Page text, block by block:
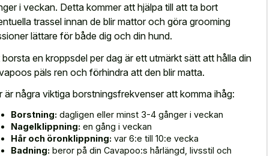
i veckan. Detta kommer att hjälpa till att ta bort
trassel innan de blir mattor och göra grooming
lättare för både dig och din hund.
en kroppsdel per dag är ett utmärkt sätt att hålla din
päls ren och förhindra att den blir matta.
är några viktiga borstningsfrekvenser att komma ihåg:
Borstning: dagligen eller minst 3-4 gånger i veckan
Nagelklippning: en gång i veckan
Hår och öronklippning: var 6:e till 10:e vecka
Badning: beror på din Cavapoo:s hårlängd, livsstil och